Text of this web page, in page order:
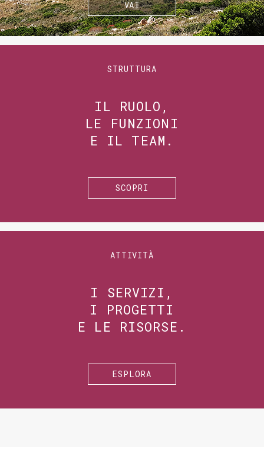
VAI
STRUTTURA
IL RUOLO,
LE FUNZIONI
E IL TEAM.
SCOPRI
ATTIVITÀ
I SERVIZI,
I PROGETTI
E LE RISORSE.
ESPLORA